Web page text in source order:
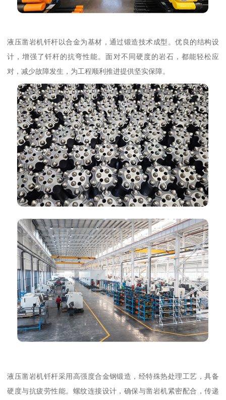
液压凿岩机钎杆以合金为基材，通过锻造技术成型。优良的结构设
计，增强了钎杆的抗弯性能。面对不同硬度的岩石，都能轻松应
对，减少故障发生，为工程顺利推进提供坚实保障。​
液压凿岩机钎杆采用高强度合金钢锻造，经特殊热处理工艺，具备
硬度与抗疲劳性能。螺纹连接设计，确保与凿岩机紧密配合，传递